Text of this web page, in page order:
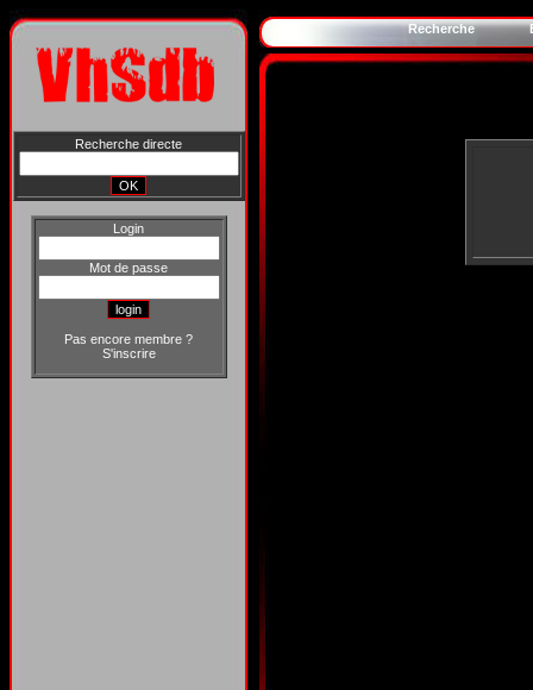
Recherche directe
Login
Mot de passe
Pas encore membre ?
S'inscrire
Recherche